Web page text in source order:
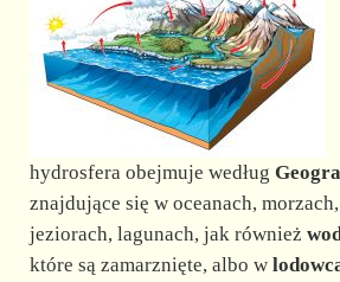
hydrosfera obejmuje według
znajdujące się w oceanach,
jeziorach, lagunach, jak również
które są zamarznięte, albo w